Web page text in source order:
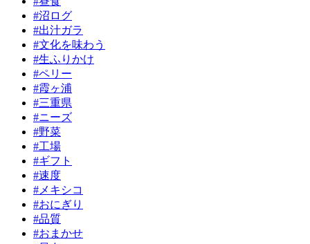
#沼ログ
#出汁ガラ
#文化を味わう
#生ふりかけ
#ペリー
#霞ヶ浦
#三重県
#ニーズ
#野菜
#工場
#ギフト
#速度
#メキシコ
#おにぎり
#品質
#おまかせ